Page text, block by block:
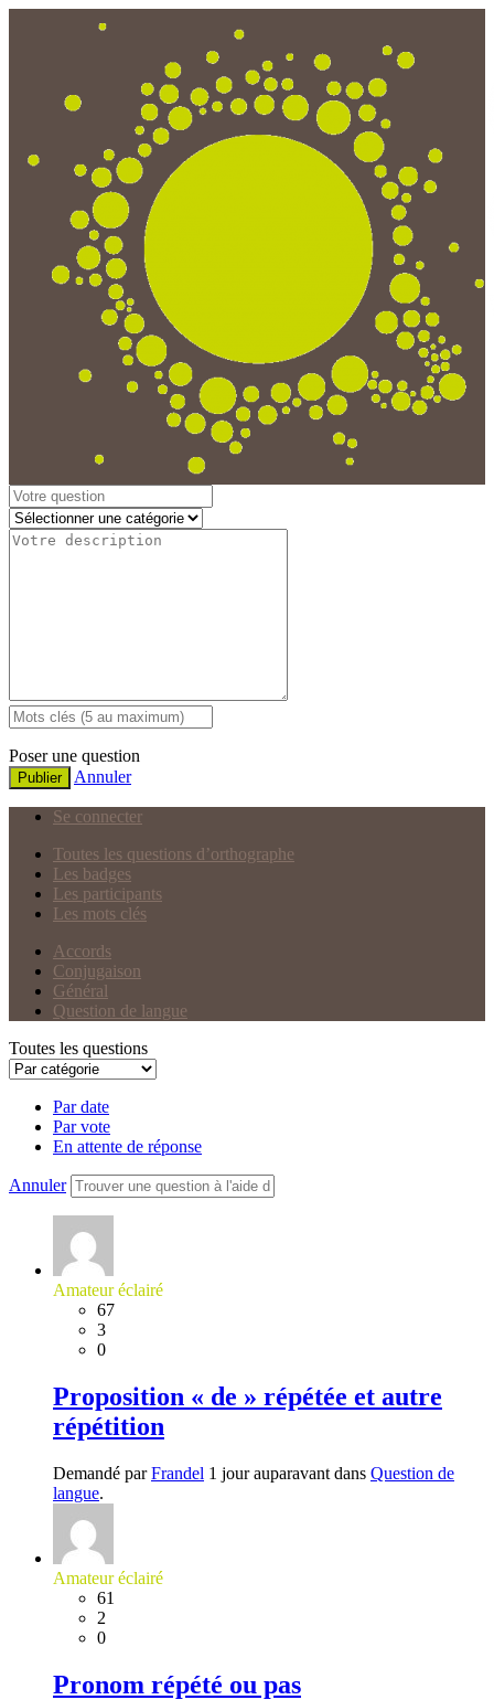
Poser une question
Publier Annuler
Se connecter
Toutes les questions d’orthographe
Les badges
Les participants
Les mots clés
Accords
Conjugaison
Général
Question de langue
Toutes les questions
Par date
Par vote
En attente de réponse
Annuler
Amateur éclairé
67
3
0
Proposition « de » répétée et autre
répétition
Demandé parFrandel 1 jour auparavant dans Question de
langue.
Amateur éclairé
61
2
0
Pronom répété ou pas